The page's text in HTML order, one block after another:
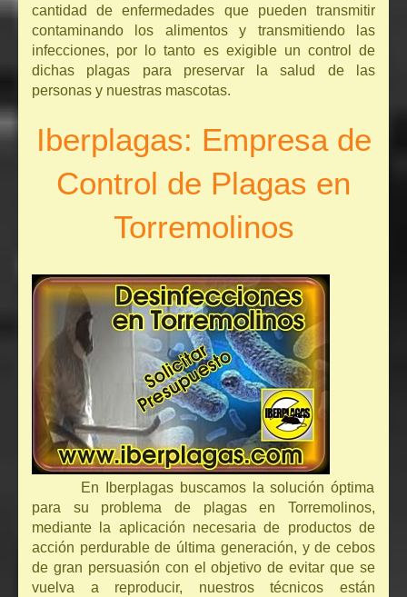
cantidad de enfermedades que pueden transmitir
contaminando los alimentos y transmitiendo las
infecciones, por lo tanto es exigible un control de
dichas plagas para preservar la salud de las
personas y nuestras mascotas.
Iberplagas: Empresa de
Control de Plagas en
Torremolinos
En Iberplagas buscamos la solución óptima
para su problema de plagas en Torremolinos,
mediante la aplicación necesaria de productos de
acción perdurable de última generación, y de cebos
de gran persuasión con el objetivo de evitar que se
vuelva a reproducir, nuestros técnicos están